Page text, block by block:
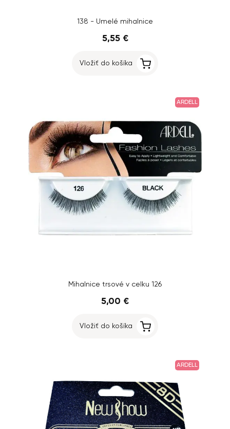
138 - Umelé mihalnice
5,55 €
Vložiť do košíka
ARDELL
Mihalnice trsové v celku 126
5,00 €
Vložiť do košíka
ARDELL